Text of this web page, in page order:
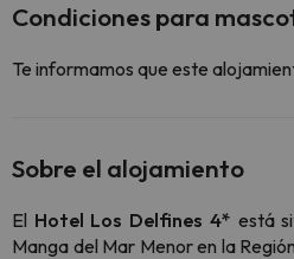
Condiciones para
Te informamos que este
Sobre el alojamiento
El Hotel Los Delfines 4* está
Manga del Mar Menor en la